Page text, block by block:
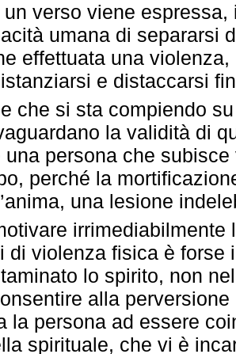
un verso viene
umana di separarsi
effettuata una
e distaccarsi
che si sta compiendo
la validità di
una persona che
perché la
una lesione
irrimediabilmente
di violenza fisica è forse
lo spirito, non
alla
la persona ad essere
spirituale, che vi è